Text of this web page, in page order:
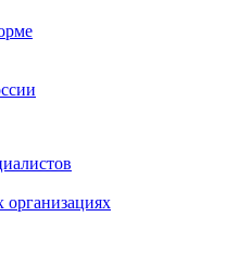
организациях